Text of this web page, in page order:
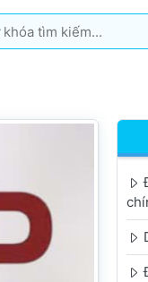
tìm kiếm. Kết quả sẽ